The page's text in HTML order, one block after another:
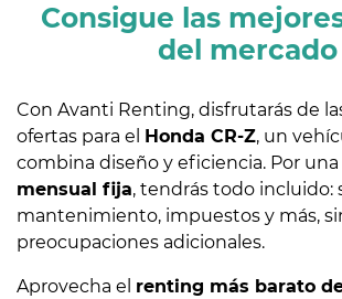
Consigue las
del mercado
Con Avanti Renting, disfrutarás de
ofertas para el
Honda CR-Z, un
combina diseño y eficiencia. Por una
mensual fija, tendrás todo incluido:
mantenimiento, impuestos y más,
preocupaciones adicionales.
Aprovecha el renting más barato